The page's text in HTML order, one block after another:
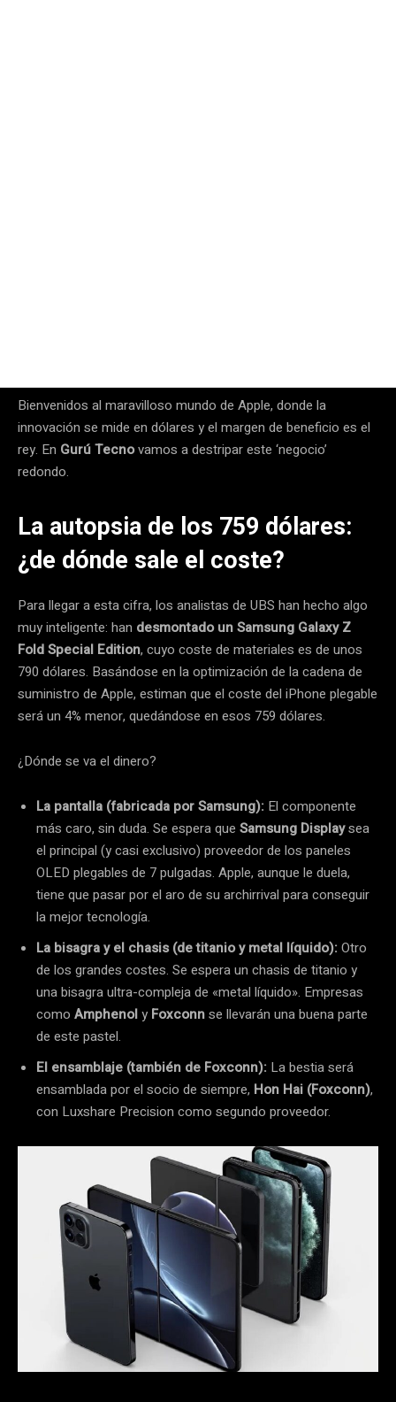
Bienvenidos al maravilloso mundo de Apple, donde la
innovación se mide en dólares y el margen de beneficio es el
rey. En Gurú Tecnovamos a destripar este ‘negocio’
redondo.
La autopsia de los 759 dólares:
¿de dónde sale el coste?
Para llegar a esta cifra, los analistas de UBS han hecho algo
muy inteligente: han desmontado un Samsung Galaxy Z
Fold Special Edition, cuyo coste de materiales es de unos
790 dólares. Basándose en la optimización de la cadena de
suministro de Apple, estiman que el coste del iPhone plegable
será un 4% menor, quedándose en esos 759 dólares.
¿Dónde se va el dinero?
La pantalla (fabricada por Samsung): El componente
más caro, sin duda. Se espera que Samsung Displaysea
el principal (y casi exclusivo) proveedor de los paneles
OLED plegables de 7 pulgadas. Apple, aunque le duela,
tiene que pasar por el aro de su archirrival para conseguir
la mejor tecnología.
La bisagra y el chasis (de titanio y metal líquido):Otro
de los grandes costes. Se espera un chasis de titanio y
una bisagra ultra-compleja de «metal líquido». Empresas
como Amphenoly Foxconnse llevarán una buena parte
de este pastel.
El ensamblaje (también de Foxconn): La bestia será
ensamblada por el socio de siempre, Hon Hai (Foxconn),
con Luxshare Precision como segundo proveedor.